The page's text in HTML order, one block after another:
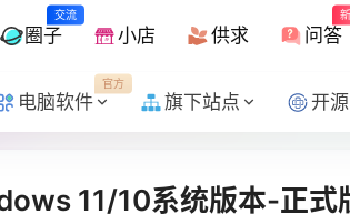
交流
圈子 小店 供求
新
问答
官方
电脑软件 旗下站点 开
11/10系统版本-正式